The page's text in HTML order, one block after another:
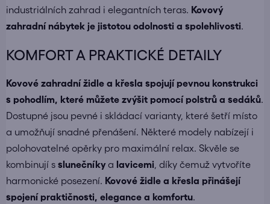
industriálních zahrad i elegantních teras. Kovový
zahradní nábytek je jistotou odolnosti a spolehlivosti.
KOMFORT A PRAKTICKÉ DETAILY
Kovové zahradní židle a křesla spojují pevnou konstrukci
s pohodlím, které můžete zvýšit pomocí polstrů a sedáků.
Dostupné jsou pevné i skládací varianty, které šetří místo
a umožňují snadné přenášení. Některé modely nabízejí i
polohovatelné opěrky pro maximální relax. Skvěle se
kombinují s slunečníkya lavicemi , díky čemuž vytvoříte
harmonické posezení. Kovové židle a křesla přinášejí
spojení praktičnosti, elegance a komfortu.